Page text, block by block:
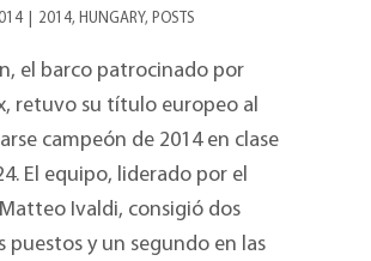
2014, HUNGARY, POSTS
el barco patrocinado por
retuvo su título europeo al
campeón de 2014 en clase
El equipo, liderado por el
Ivaldi, consigió dos
puestos y un segundo en las